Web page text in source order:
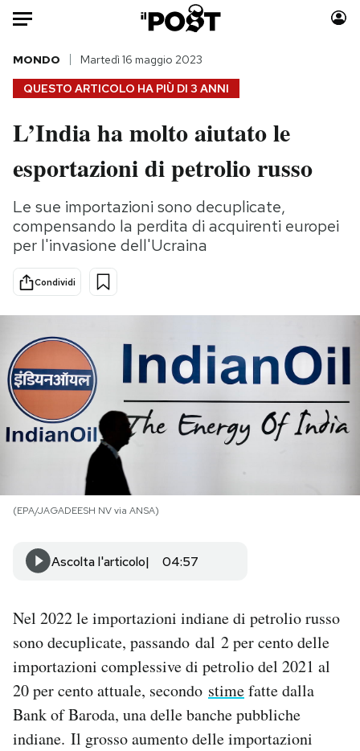
Auto
HOME
Italia
Politica
Tecnologia
Internet
Scienza
Cultura
Economia
Moda
Consumismi
Storie/Idee
Ok Boomer!
Media
PODCAST
NEWSLETTER
I MIEI PREFERITI
SHOP
AREA PERSONALE
Area Personale
Newsletter
Notifiche mobile
QUESTO ARTICOLO HA PIÙ DI 3 ANNI
MONDO Martedì 16 maggio 2023
L’India ha molto aiutato le
esportazioni di petrolio russo
Le sue importazioni sono decuplicate,
compensando la perdita di acquirenti europei
per l'invasione dell'Ucraina
Condividi
(EPA/JAGADEESH NV via ANSA)
Ascolta l'articolo 04:57
Nel 2022 le importazioni indiane di petrolio russo
sono decuplicate, passando dal 2 per cento delle
importazioni complessive di petrolio del 2021 al
20 per cento attuale, secondo stimefatte dalla
Bank of Baroda, una delle banche pubbliche
indiane. Il grosso aumento delle importazioni